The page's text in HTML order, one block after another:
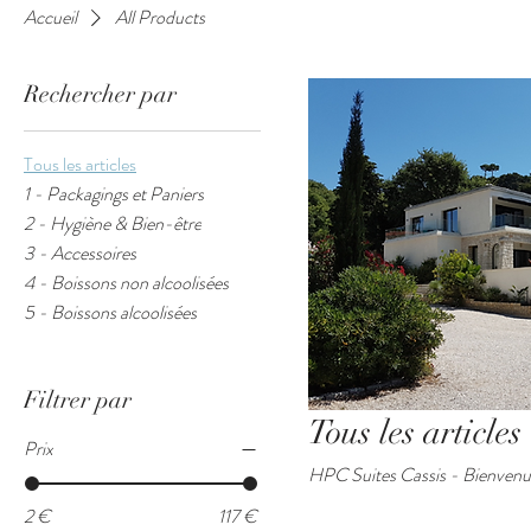
Accueil All Products
Rechercher par
Tous les articles
1 - Packagings et Paniers
2 - Hygiène & Bien-être
3 - Accessoires
4 - Boissons non alcoolisées
5 - Boissons alcoolisées
Filtrer par
Prix
2 € 117 €
Tous les articles
HPC Suites Cassis -